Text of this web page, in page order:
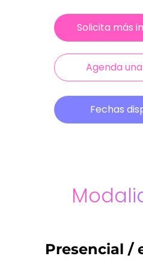
Solicita más
Agenda
Fechas
Presencial /